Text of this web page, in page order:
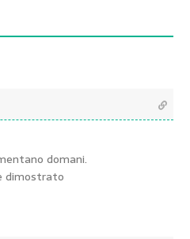
domani.
dimostrato